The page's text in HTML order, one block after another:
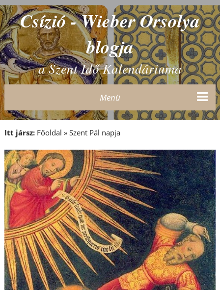
Csízió - Wieber Orsolya
blogja
a Szent Idő Kalendáriuma
Menü
Itt jársz: Főoldal » Szent Pál napja